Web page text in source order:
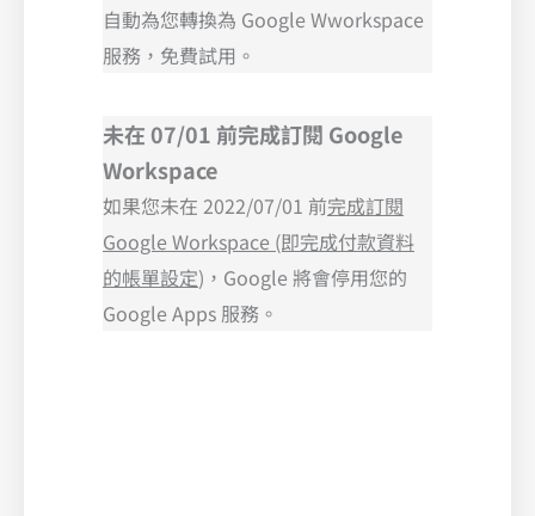
自動為您轉換為 Google Wworkspace
服務，免費試用。
未在 07/01 前完成訂閱 Google
Workspace
如果您未在 2022/07/01 前完成訂閱
Google Workspace (即完成付款資料
的帳單設定)，Google 將會停用您的
Google Apps 服務。